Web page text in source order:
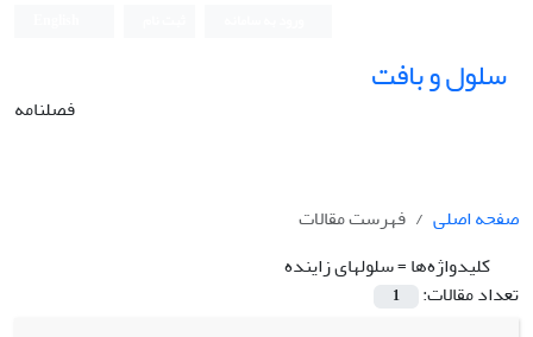
سلول و بافت
فصلنامه
صفحه اصلی
فهرست مقالات
کلیدواژه‌ها =سلول‫های زاینده‬‬‬‬‬‬‬
تعداد مقالات:
1